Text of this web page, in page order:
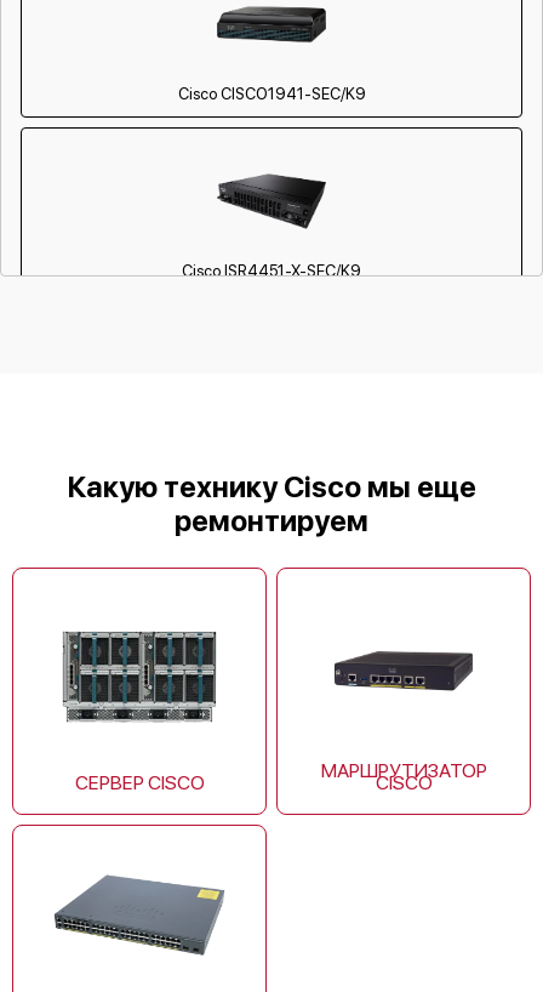
Cisco CISCO1941-SEC/K9
Cisco ISR4451-X-SEC/K9
Cisco C1111-8P
Какую технику Cisco мы еще
ремонтируем
СЕРВЕР CISCO
МАРШРУТИЗАТОР
CISCO